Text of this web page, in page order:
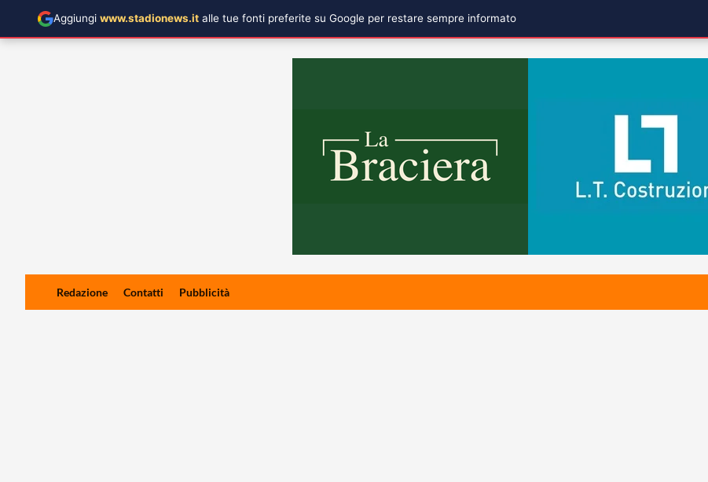
Redazione Contatti Pubblicità
Aggiungi www.stadionews.it alle tue fonti preferite su Google per restare sempre informato